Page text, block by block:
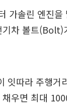
가솔린 엔진
차 볼트(Bolt)
잇따라 주행
우면 최대